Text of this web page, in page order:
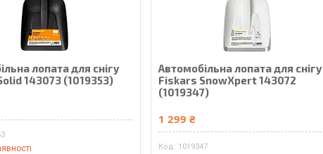
лопата для снігу
143073 (1019353)
Автомобільна лопата для снігу
Fiskars SnowXpert 143072
(1019347)
1 299 ₴
1019347